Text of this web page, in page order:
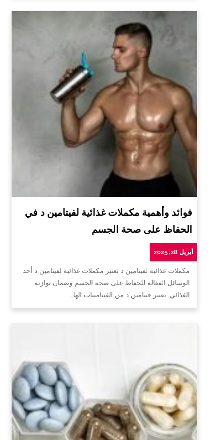
فوائد وأهمية مكملات غذائية لفيتامين د في
الحفاظ على صحة الجسم
أبريل 28, 2025
مكملات غذائية لفيتامين د تعتبر مكملات غذائية لفيتامين د أحد
الوسائل الفعالة للحفاظ على صحة الجسم وضمان توازنه
الغذائي. يعتبر فيتامين د من الفيتامينات الها…